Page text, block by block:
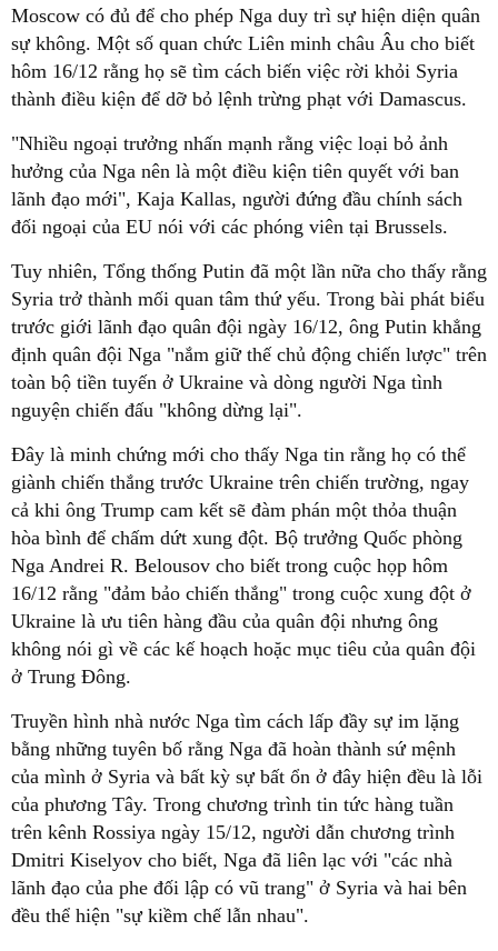
Moscow có đủ để cho phép Nga duy trì sự hiện diện quân
sự không. Một số quan chức Liên minh châu Âu cho biết
hôm 16/12 rằng họ sẽ tìm cách biến việc rời khỏi Syria
thành điều kiện để dỡ bỏ lệnh trừng phạt với Damascus.
"Nhiều ngoại trưởng nhấn mạnh rằng việc loại bỏ ảnh
hưởng của Nga nên là một điều kiện tiên quyết với ban
lãnh đạo mới", Kaja Kallas, người đứng đầu chính sách
đối ngoại của EU nói với các phóng viên tại Brussels.
Tuy nhiên, Tổng thống Putin đã một lần nữa cho thấy rằng
Syria trở thành mối quan tâm thứ yếu. Trong bài phát biểu
trước giới lãnh đạo quân đội ngày 16/12, ông Putin khẳng
định quân đội Nga "nắm giữ thế chủ động chiến lược" trên
toàn bộ tiền tuyến ở Ukraine và dòng người Nga tình
nguyện chiến đấu "không dừng lại".
Đây là minh chứng mới cho thấy Nga tin rằng họ có thể
giành chiến thắng trước Ukraine trên chiến trường, ngay
cả khi ông Trump cam kết sẽ đàm phán một thỏa thuận
hòa bình để chấm dứt xung đột. Bộ trưởng Quốc phòng
Nga Andrei R. Belousov cho biết trong cuộc họp hôm
16/12 rằng "đảm bảo chiến thắng" trong cuộc xung đột ở
Ukraine là ưu tiên hàng đầu của quân đội nhưng ông
không nói gì về các kế hoạch hoặc mục tiêu của quân đội
ở Trung Đông.
Truyền hình nhà nước Nga tìm cách lấp đầy sự im lặng
bằng những tuyên bố rằng Nga đã hoàn thành sứ mệnh
của mình ở Syria và bất kỳ sự bất ổn ở đây hiện đều là lỗi
của phương Tây. Trong chương trình tin tức hàng tuần
trên kênh Rossiya ngày 15/12, người dẫn chương trình
Dmitri Kiselyov cho biết, Nga đã liên lạc với "các nhà
lãnh đạo của phe đối lập có vũ trang" ở Syria và hai bên
đều thể hiện "sự kiềm chế lẫn nhau".